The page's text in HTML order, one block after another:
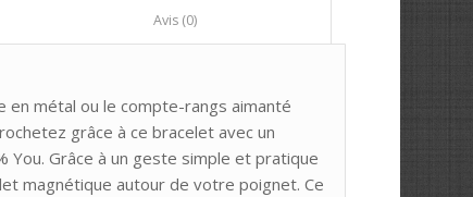
en métal ou le compte-rangs aimanté
grâce à ce bracelet avec un
You. Grâce à un geste simple et pratique
magnétique autour de votre poignet. Ce